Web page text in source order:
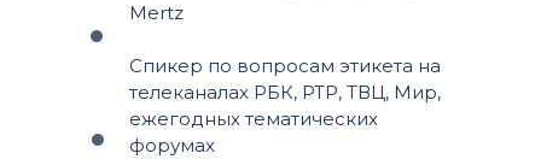
Mertz
Спикер по вопросам этикета на
телеканалах РБК, РТР, ТВЦ, Мир,
ежегодных тематических
форумах